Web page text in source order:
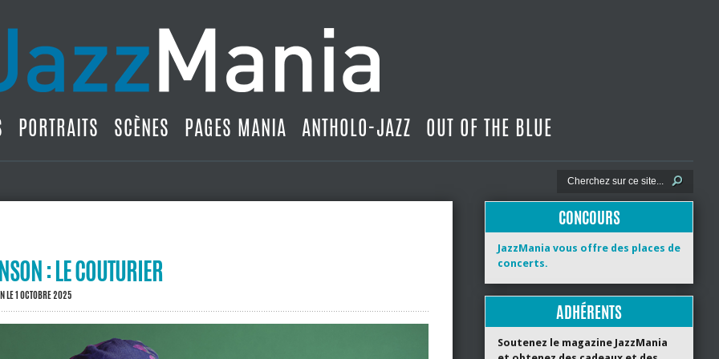
PORTRAITS SCÈNES PAGES MANIA ANTHOLO-JAZZ OUT OF THE BLUE
: LE COUTURIER
LE 1 OCTOBRE 2025
CONCOURS
JazzMania vous offre des places de
concerts.
ADHÉRENTS
Soutenez le magazine JazzMania